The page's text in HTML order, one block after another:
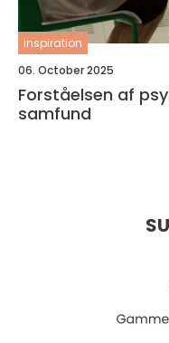
inspiration
06. October 2025
Forståelsen af
samfund